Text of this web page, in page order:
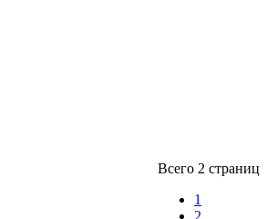
Всего 2 страниц
1
2